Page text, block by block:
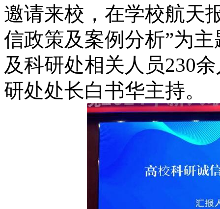
邀请来校，在学校航天
信政策及案例分析”为
及科研处相关人员230
研处处长白书华主持。